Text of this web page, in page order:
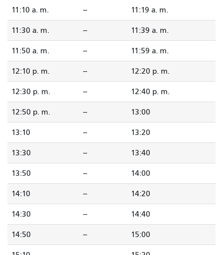
11:10 a. m. -- 11:19 a. m.
11:30 a. m. -- 11:39 a. m.
11:50 a. m. -- 11:59 a. m.
12:10 p. m. -- 12:20 p. m.
12:30 p. m. -- 12:40 p. m.
12:50 p. m. -- 13:00
13:10 -- 13:20
13:30 -- 13:40
13:50 -- 14:00
14:10 -- 14:20
14:30 -- 14:40
14:50 -- 15:00